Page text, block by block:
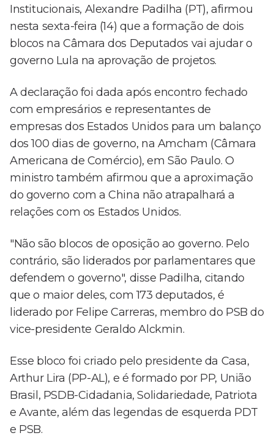
Institucionais, Alexandre Padilha (PT), afirmou
nesta sexta-feira (14) que a formação de dois
blocos na Câmara dos Deputados vai ajudar o
governo Lula na aprovação de projetos.
A declaração foi dada após encontro fechado
com empresários e representantes de
empresas dos Estados Unidos para um balanço
dos 100 dias de governo, na Amcham (Câmara
Americana de Comércio), em São Paulo. O
ministro também afirmou que a aproximação
do governo com a China não atrapalhará a
relações com os Estados Unidos.
"Não são blocos de oposição ao governo. Pelo
contrário, são liderados por parlamentares que
defendem o governo", disse Padilha, citando
que o maior deles, com 173 deputados, é
liderado por Felipe Carreras, membro do PSB do
vice-presidente Geraldo Alckmin.
Esse bloco foi criado pelo presidente da Casa,
Arthur Lira (PP-AL), e é formado por PP, União
Brasil, PSDB-Cidadania, Solidariedade, Patriota
e Avante, além das legendas de esquerda PDT
e PSB.